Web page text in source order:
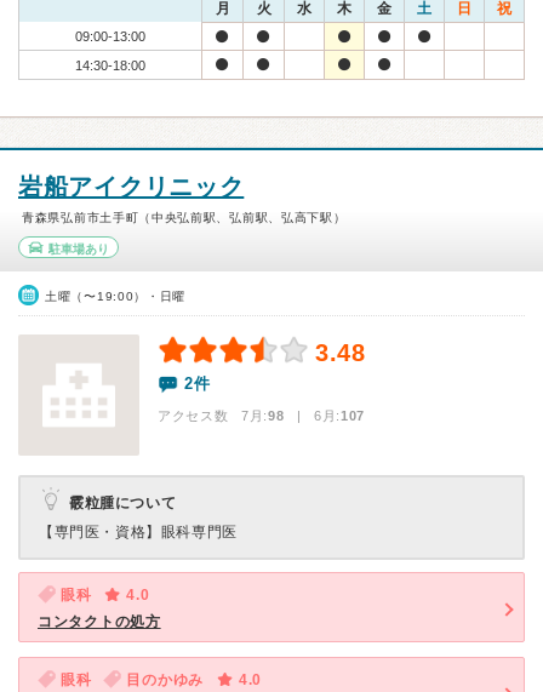
月 火 水 木 金 土 日 祝
09:00-13:00
14:30-18:00
岩船アイクリニック
青森県弘前市土手町（中央弘前駅、弘前駅、弘高下駅）
駐車場あり
土曜（〜19:00）・日曜
3.48
2件
アクセス数 7月:98 | 6月:107
霰粒腫について
【専門医・資格】 眼科専門医
眼科
4.0
コンタクトの処方
眼科 目のかゆみ
4.0